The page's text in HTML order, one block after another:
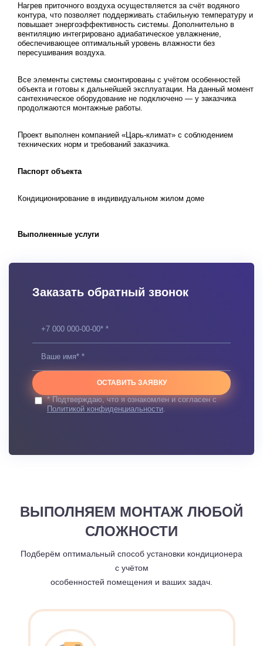
Нагрев приточного воздуха осуществляется за счёт водяного
контура, что позволяет поддерживать стабильную температуру и
повышает энергоэффективность системы. Дополнительно в
вентиляцию интегрировано адиабатическое увлажнение,
обеспечивающее оптимальный уровень влажности без
пересушивания воздуха.
Все элементы системы смонтированы с учётом особенностей
объекта и готовы к дальнейшей эксплуатации. На данный момент
сантехническое оборудование не подключено — у заказчика
продолжаются монтажные работы.
Проект выполнен компанией «Царь-климат» с соблюдением
технических норм и требований заказчика.
Паспорт объекта
Кондиционирование в индивидуальном жилом доме
Выполненные услуги
Заказать обратный звонок
ОСТАВИТЬ ЗАЯВКУ
* Подтверждаю, что я ознакомлен и согласен с
Политикой конфиденциальности
ВЫПОЛНЯЕМ МОНТАЖ ЛЮБОЙ
СЛОЖНОСТИ
Подберём оптимальный способ установки кондиционера
с учётом
особенностей помещения и ваших задач.